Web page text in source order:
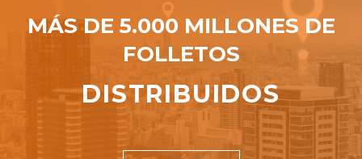
MÁS DE 5.000 MILLONES DE
FOLLETOS
DISTRIBUIDOS